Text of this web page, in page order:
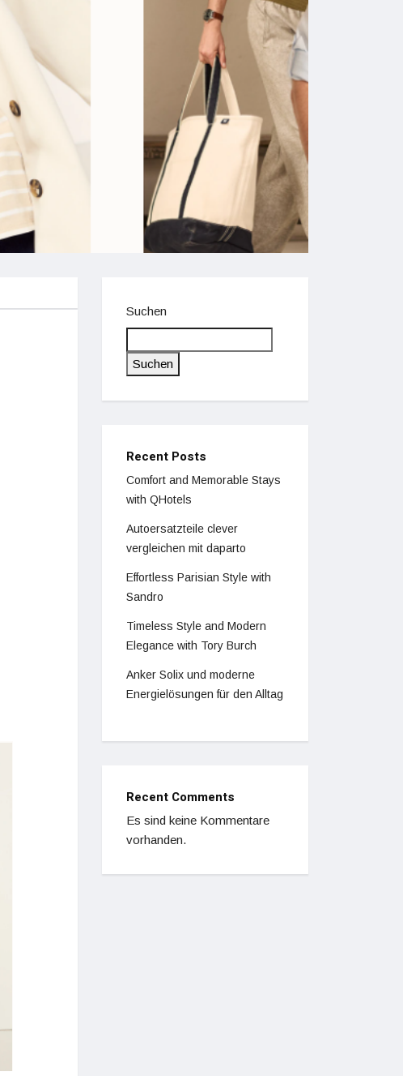
Suchen
Suchen
Recent Posts
Comfort and Memorable Stays
with QHotels
Autoersatzteile clever
vergleichen mit daparto
Effortless Parisian Style with
Sandro
Timeless Style and Modern
Elegance with Tory Burch
Anker Solix und moderne
Energielösungen für den Alltag
Recent Comments
Es sind keine Kommentare
vorhanden.